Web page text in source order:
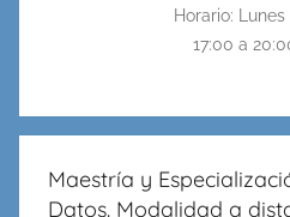
Horario:
17:00 a
Maestría y
Datos. Modalidad a